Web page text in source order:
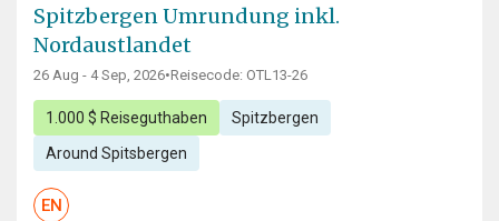
Spitzbergen Umrundung inkl.
Nordaustlandet
26 Aug - 4 Sep, 2026•Reisecode: OTL13-26
1.000 $ Reiseguthaben Spitzbergen
Around Spitsbergen
EN